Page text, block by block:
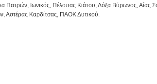
Πατρών, Ιωνικός, Πέλοπας Κιάτου, Δόξα Βύρωνος, Αίας
Αστέρας Καρδίτσας, ΠΑΟΚ Δυτικού.